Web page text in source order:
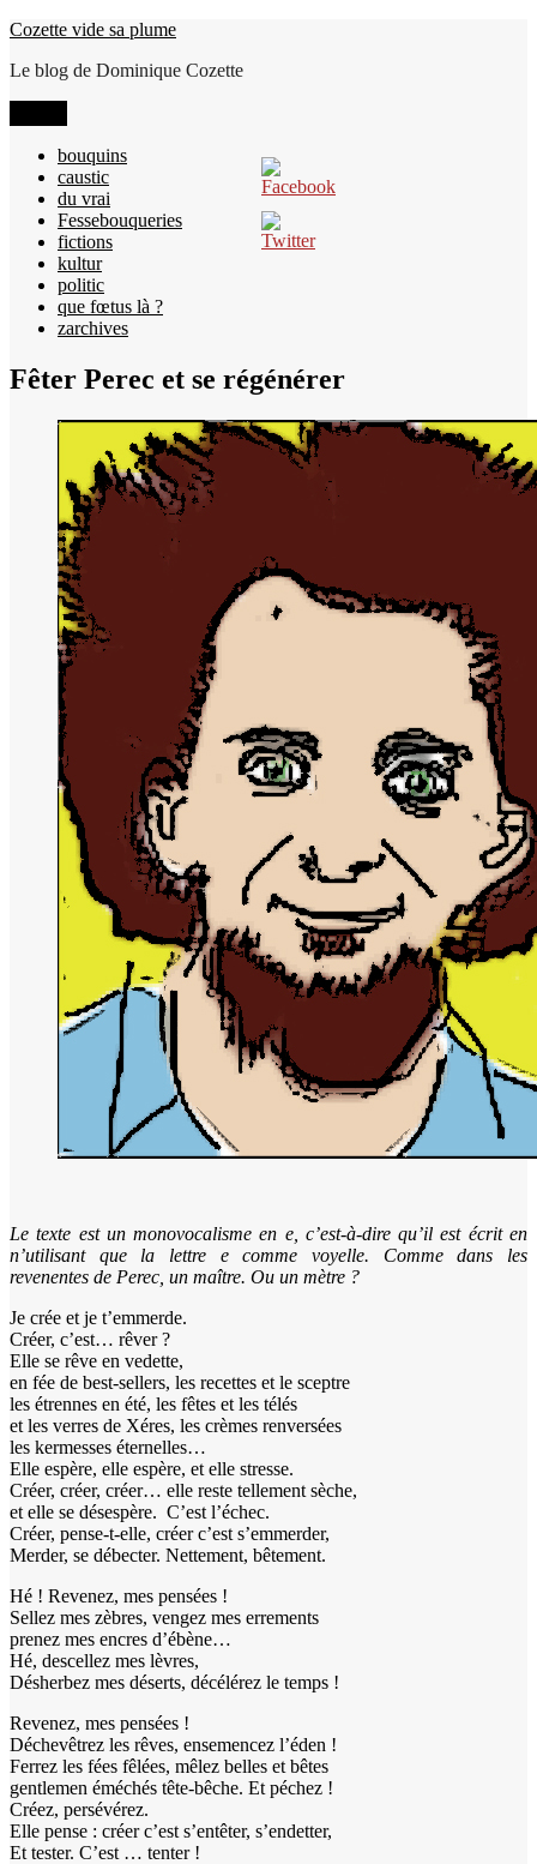
Aller
contenu
Cozette vide sa plume
Le blog de Dominique Cozette
bouquins
caustic
du vrai
Fessebouqueries
fictions
kultur
politic
que fœtus là ?
zarchives
Fêter Perec et se régénérer
Le texte est un monovocalisme en e, c’est-à-dire qu’il est écrit en
n’utilisant que la lettre e comme voyelle. Comme dans les
revenentes de Perec, un maître. Ou un mètre ?
Je crée et je t’emmerde.
Créer, c’est… rêver ?
Elle se rêve en vedette,
en fée de best-sellers, les recettes et le sceptre
les étrennes en été, les fêtes et les télés
et les verres de Xéres, les crèmes renversées
les kermesses éternelles…
Elle espère, elle espère, et elle stresse.
Créer, créer, créer… elle reste tellement sèche,
et elle se désespère. C’est l’échec.
Créer, pense-t-elle, créer c’est s’emmerder,
Merder, se débecter. Nettement, bêtement.
Hé ! Revenez, mes pensées !
Sellez mes zèbres, vengez mes errements
prenez mes encres d’ébène…
Hé, descellez mes lèvres,
Désherbez mes déserts, décélérez le temps !
Revenez, mes pensées !
Déchevêtrez les rêves, ensemencez l’éden !
Ferrez les fées fêlées, mêlez belles et bêtes
gentlemen éméchés tête-bêche. Et péchez !
Créez, persévérez.
Elle pense : créer c’est s’entêter, s’endetter,
Et tester. C’est … tenter !